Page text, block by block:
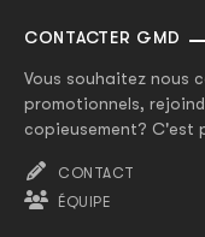
CONTACTER GMD
Vous souhaitez nous
promotionnels,
copieusement? C'est
CONTACT
ÉQUIPE